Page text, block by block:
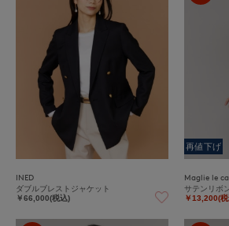
INED
ダブルブレストジャケット
￥66,000(税込)
再値下げ
Maglie le
サテンリボ
￥13,200(